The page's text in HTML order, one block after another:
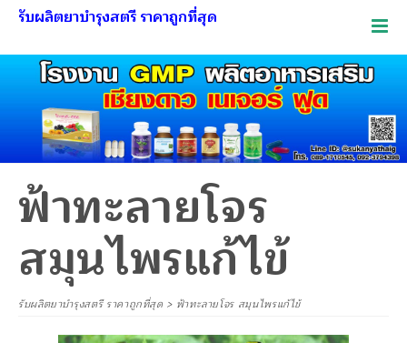
รับผลิตยาบำรุงสตรี ราคาถูกที่สุด
ฟ้าทะลายโจร
สมุนไพรแก้ไข้
รับผลิตยาบำรุงสตรี ราคาถูกที่สุด > ฟ้าทะลายโจร สมุนไพรแก้ไข้